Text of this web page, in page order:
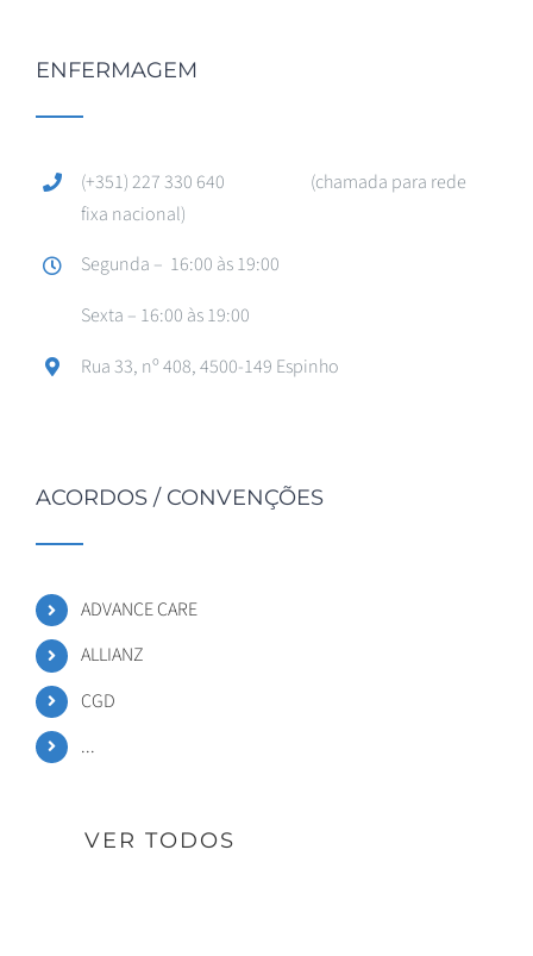
ENFERMAGEM
(+351) 227 330 640 (chamada para rede
fixa nacional)
Segunda – 16:00 às 19:00
Sexta – 16:00 às 19:00
Rua 33, nº 408, 4500-149 Espinho
ACORDOS / CONVENÇÕES
ADVANCE CARE
ALLIANZ
CGD
...
VER TODOS